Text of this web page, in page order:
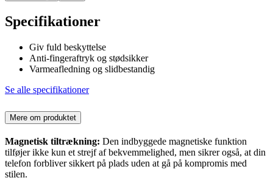
Specifikationer
Giv fuld beskyttelse
Anti-fingeraftryk og stødsikker
Varmeafledning og slidbestandig
Se alle specifikationer
Mere om produktet
Magnetisk tiltrækning: Den indbyggede magnetiske funktion
tilføjer ikke kun et strejf af bekvemmelighed, men sikrer også, at din
telefon forbliver sikkert på plads uden at gå på kompromis med
stilen.